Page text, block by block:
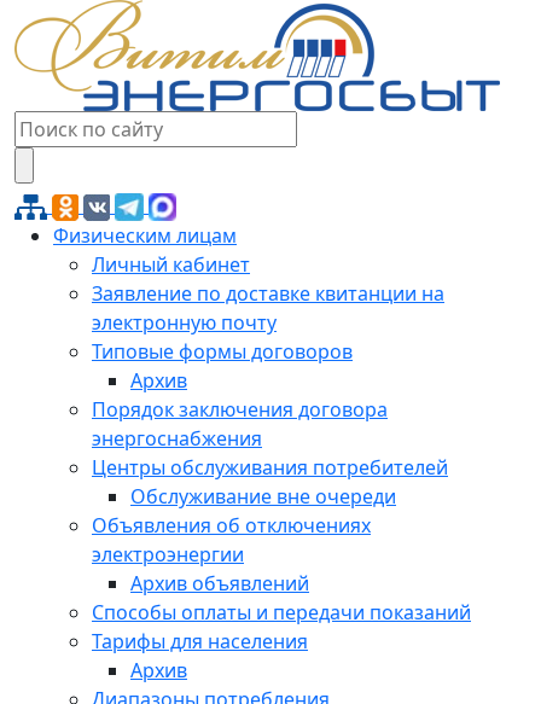
Физическим лицам
Личный кабинет
Заявление по доставке квитанции на
электронную почту
Типовые формы договоров
Архив
Порядок заключения договора
энергоснабжения
Центры обслуживания потребителей
Обслуживание вне очереди
Объявления об отключениях
электроэнергии
Архив объявлений
Способы оплаты и передачи показаний
Тарифы для населения
Архив